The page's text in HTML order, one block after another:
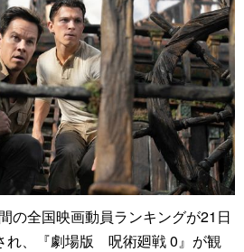
の全国映画動員ランキングが21日
れ、『劇場版 呪術廻戦 0』が観